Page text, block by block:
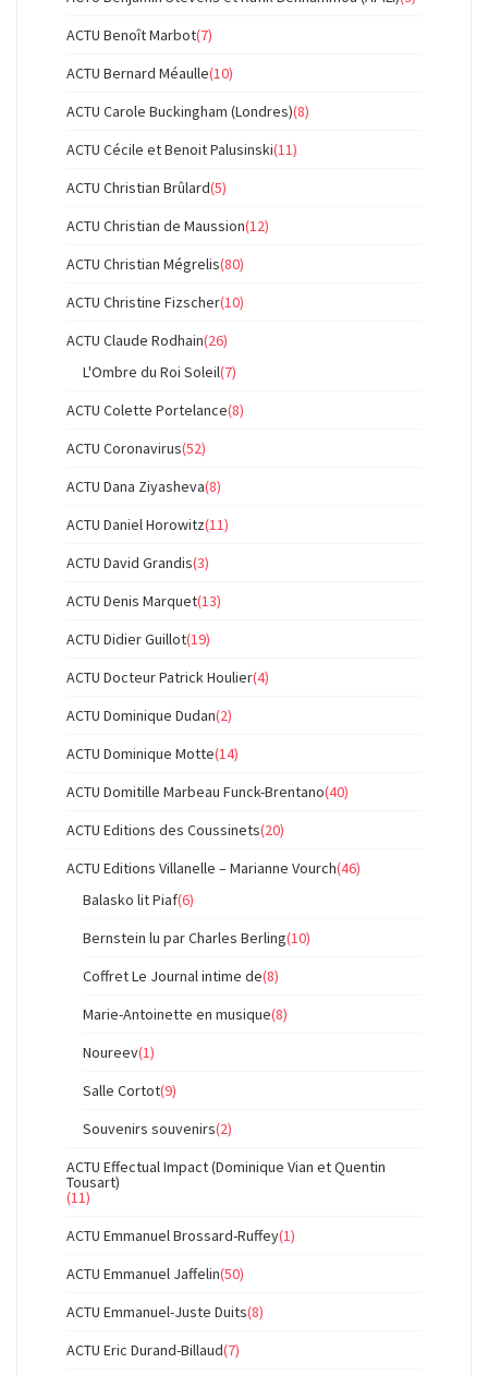
ACTU Benoît Marbot(7)
ACTU Bernard Méaulle(10)
ACTU Carole Buckingham (Londres)(8)
ACTU Cécile et Benoit Palusinski(11)
ACTU Christian Brûlard(5)
ACTU Christian de Maussion(12)
ACTU Christian Mégrelis(80)
ACTU Christine Fizscher(10)
ACTU Claude Rodhain(26)
L'Ombre du Roi Soleil(7)
ACTU Colette Portelance(8)
ACTU Coronavirus(52)
ACTU Dana Ziyasheva(8)
ACTU Daniel Horowitz(11)
ACTU David Grandis(3)
ACTU Denis Marquet(13)
ACTU Didier Guillot(19)
ACTU Docteur Patrick Houlier(4)
ACTU Dominique Dudan(2)
ACTU Dominique Motte(14)
ACTU Domitille Marbeau Funck-Brentano(40)
ACTU Editions des Coussinets(20)
ACTU Editions Villanelle – Marianne Vourch(46)
Balasko lit Piaf(6)
Bernstein lu par Charles Berling(10)
Coffret Le Journal intime de(8)
Marie-Antoinette en musique(8)
Noureev(1)
Salle Cortot(9)
Souvenirs souvenirs(2)
ACTU Effectual Impact (Dominique Vian et Quentin
Tousart)
(11)
ACTU Emmanuel Brossard-Ruffey(1)
ACTU Emmanuel Jaffelin(50)
ACTU Emmanuel-Juste Duits(8)
ACTU Eric Durand-Billaud(7)